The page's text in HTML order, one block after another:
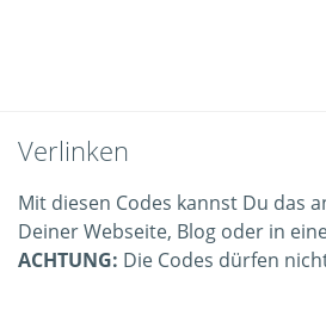
Verlinken
Mit diesen Codes kannst Du das
Deiner Webseite, Blog oder in
ACHTUNG: Die Codes dürfen